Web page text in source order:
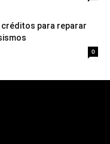
créditos para reparar
0